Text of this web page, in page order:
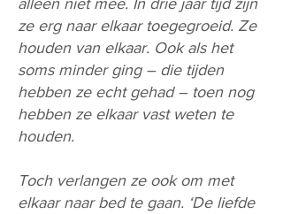
alleen niet mee. In drie jaar tijd zijn
ze erg naar elkaar toegegroeid. Ze
houden van elkaar. Ook als het
soms minder ging – die tijden
hebben ze echt gehad – toen nog
hebben ze elkaar vast weten te
houden.
Toch verlangen ze ook om met
elkaar naar bed te gaan. ‘De liefde